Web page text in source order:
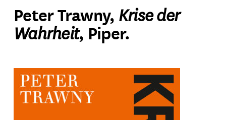
Peter Trawny, Krise der
Wahrheit, Piper.